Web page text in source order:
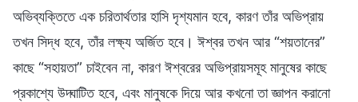
অভিব্যক্তিতে এক চরিতার্থতার হাসি দৃশ্যমান হবে, কারণ তাঁর অভিপ্রায়
তখন সিদ্ধ হবে, তাঁর লক্ষ্য অর্জিত হবে। ঈশ্বর তখন আর “শয়তানের”
কাছে “সহায়তা” চাইবেন না, কারণ ঈশ্বরের অভিপ্রায়সমূহ মানুষের কাছে
প্রকাশ্যে উদ্ঘাটিত হবে, এবং মানুষকে দিয়ে আর কখনো তা জ্ঞাপন করানো